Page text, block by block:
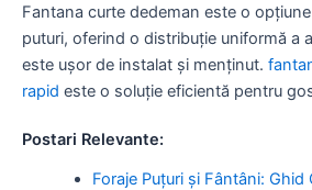
Fantana curte dedeman este o
puturi, oferind o distribuție uniformă a
este ușor de instalat și menținut.
rapid este o soluție eficientă pentru
Postari Relevante:
Foraje Puțuri și Fântâni: